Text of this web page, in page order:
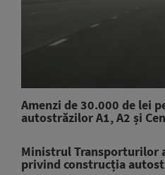
Amenzi de 30.000 de lei
autostrăzilor A1, A2 și
Ministrul Transporturilor
privind construcția